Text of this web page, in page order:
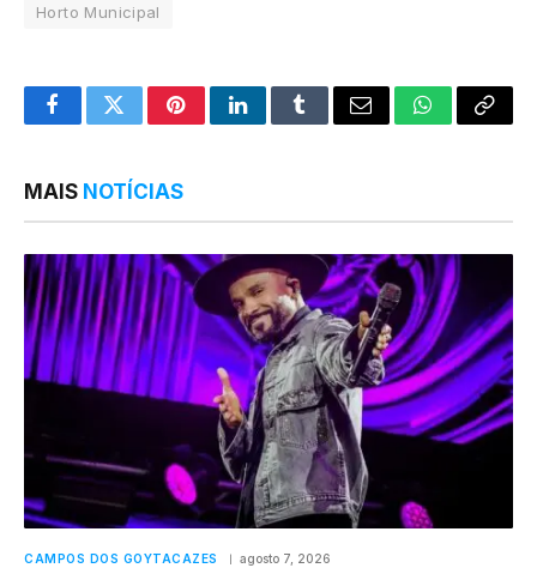
Horto Municipal
FacebookTwitterPinterestLinkedInTumblrEmail WhatsApp
Copy
MAIS NOTÍCIAS
CAMPOS DOS GOYTACAZES agosto 7, 2026